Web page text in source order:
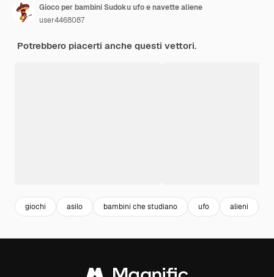
Gioco per bambini Sudoku ufo e navette aliene
user4468087
Potrebbero piacerti anche questi vettori.
giochi asilo bambini che studiano ufo alieni